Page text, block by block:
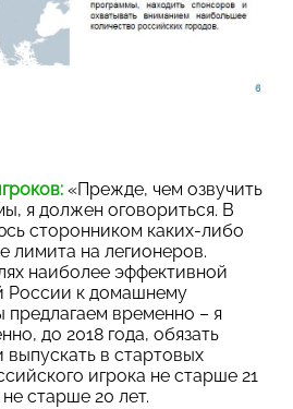
«Прежде, чем озвучить
я должен оговориться. В
сторонником каких-либо
лимита на легионеров.
наиболее эффективной
России к домашнему
временно – я
до 2018 года, обязать
в стартовых
игрока не старше 21
старше 20 лет.